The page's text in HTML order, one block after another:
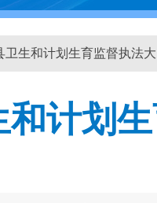
卫生和计划生育监督执法
计划